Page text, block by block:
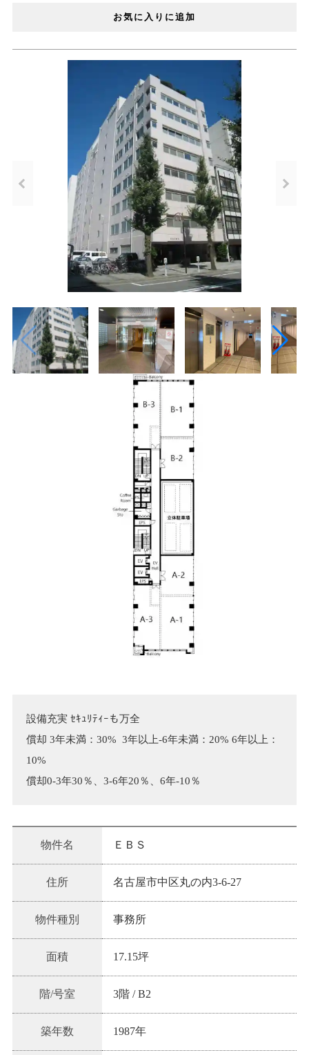
お気に入りに追加
設備充実 ｾｷｭﾘﾃｨｰも万全
償却 3年未満：30%  3年以上-6年未満：20% 6年以上：
10%
償却0-3年30％、3-6年20％、6年-10％
物件名 ＥＢＳ
住所 名古屋市中区丸の内3-6-27
物件種別 事務所
面積 17.15坪
階/号室 3階/B2
築年数 1987年